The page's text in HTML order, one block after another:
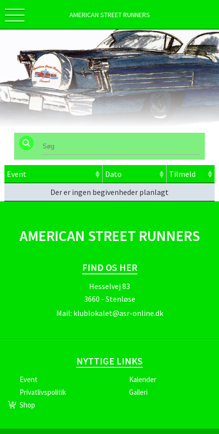
AMERICAN STREET RUNNERS
Event Dato
Tilmeld
Der er ingen begivenheder planlagt
AMERICAN STREET RUNNERS
FIND OS HER
Hesselvej 83
3660 - Stenløse
Mail: klublokalet@asr-online.dk
NYTTIGE LINKS
Event
Kalender
Privatlivspolitik
Galleri
Shop